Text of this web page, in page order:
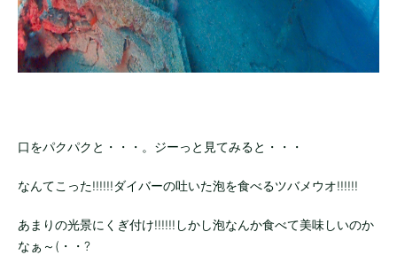
口をパクパクと・・・。ジーっと見てみると・・・
なんてこった!!!!!!ダイバーの吐いた泡を食べるツバメウオ!!!!!!
あまりの光景にくぎ付け!!!!!!しかし泡なんか食べて美味しいのか
なぁ～(・・?